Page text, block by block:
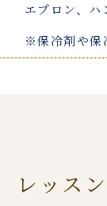
エプロン、ハ
※保冷剤や保
レッス